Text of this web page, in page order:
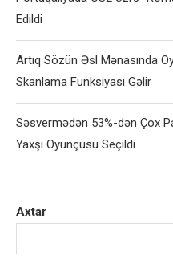
Axtar
Edildi
Artıq Sözün Əsl Mənasında
Skanlama Funksiyası Gəlir
Səsvermədən 53%-dən Çox
Yaxşı Oyunçusu Seçildi